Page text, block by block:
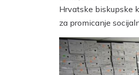
Hrvatske biskupske
za promicanje